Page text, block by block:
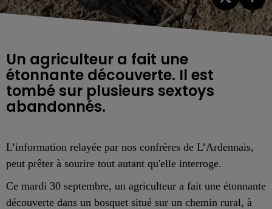
Un agriculteur a fait une
étonnante découverte. Il est
tombé sur plusieurs sextoys
abandonnés.
L’information relayée par nos confrères de L’Ardennais,
peut prêter à sourire tout autant qu'elle interroge.
Ce mardi 30 septembre, un agriculteur a fait une étonnante
découverte dans un bosquet situé sur un chemin rural, à